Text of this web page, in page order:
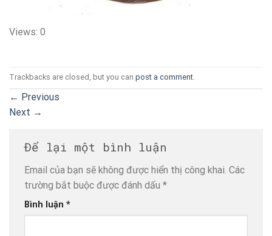
Views: 0
Trackbacks are closed, but you can post a comment.
← Previous
Next →
Để lại một bình luận
Email của bạn sẽ không được hiển thị công khai. Các
trường bắt buộc được đánh dấu *
Bình luận *